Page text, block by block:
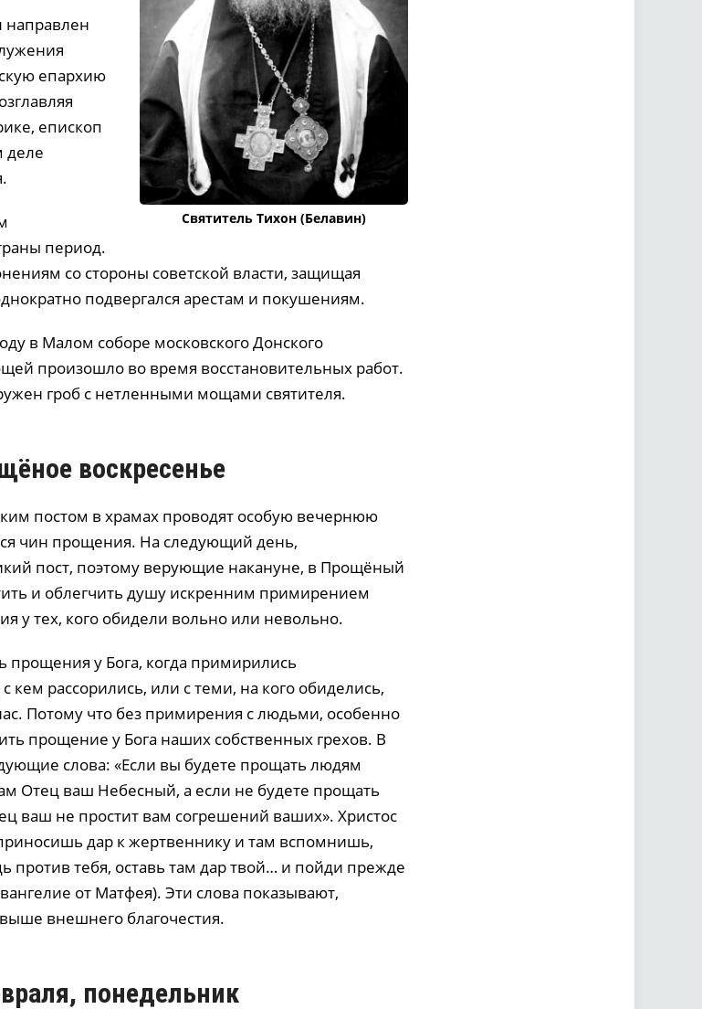
Святитель Тихон (Белавин)
направлен
епархию
епископ
деле
период.
со стороны советской власти, защищая
подвергался арестам и покушениям.
в Малом соборе московского Донского
произошло во время восстановительных работ.
гроб с нетленными мощами святителя.
воскресенье
постом в храмах проводят особую вечернюю
чин прощения. На следующий день,
пост, поэтому верующие накануне, в Прощёный
и облегчить душу искренним примирением
у тех, кого обидели вольно или невольно.
у Бога, когда примирились
кем рассорились, или с теми, на кого обиделись,
Потому что без примирения с людьми, особенно
прощение у Бога наших собственных грехов. В
слова: «Если вы будете прощать людям
Отец ваш Небесный, а если не будете прощать
ваш не простит вам согрешений ваших». Христос
дар к жертвеннику и там вспомнишь,
против тебя, оставь там дар твой… и пойди прежде
от Матфея). Эти слова показывают,
внешнего благочестия.
понедельник